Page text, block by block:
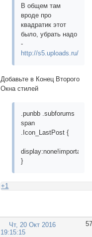
text text text
text text text
text text text
text text text
text text text
text text text
</div></td>
    </tr>
В общем там
вроде про
квадратик этот
было, убрать надо
-
http://s5.uploads.ru/
Добавьте в Конец Второго
Окна стилей
.punbb .subforums
span
.Icon_LastPost {
display:none!important;
}
+1
57
Чт, 20 Окт 2016
19:15:15